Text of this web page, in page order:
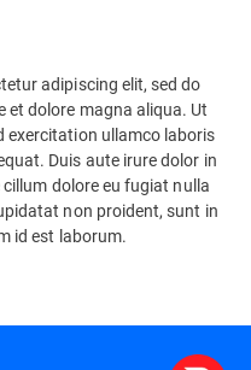
adipiscing elit, sed do
dolore magna aliqua. Ut
exercitation ullamco laboris
Duis aute irure dolor in
dolore eu fugiat nulla
non proident, sunt in
id est laborum.